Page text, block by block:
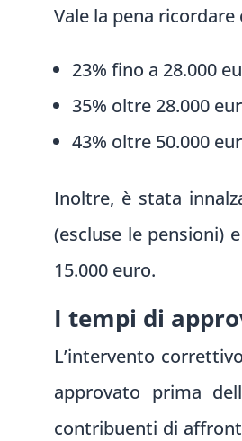
Vale la pena
23% fino a 28.000
35% oltre 28.000
43% oltre 50.000
Inoltre, è stata
(escluse le pensioni)
15.000 euro.
I tempi di
L’intervento
approvato prima
contribuenti di